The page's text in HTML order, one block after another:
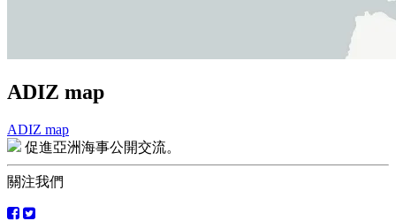
ADIZ map
文
章
導
ADIZ map
促進亞洲海事公開交流。
關注我們